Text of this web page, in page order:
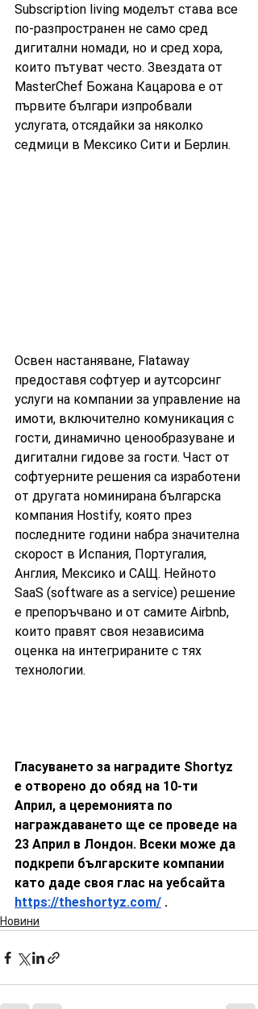
Subscription living моделът става все
по-разпространен не само сред
дигитални номади, но и сред хора,
които пътуват често. Звездата от
MasterChef Божана Кацарова е от
първите българи изпробвали
услугата, отсядайки за няколко
седмици в Мексико Сити и Берлин.
Освен настаняване, Flataway
предоставя софтуер и аутсорсинг
услуги на компании за управление на
имоти, включително комуникация с
гости, динамично ценообразуване и
дигитални гидове за гости. Част от
софтуерните решения са изработени
от другата номинирана българска
компания Hostify, която през
последните години набра значителна
скорост в Испания, Португалия,
Англия, Мексико и САЩ. Нейното
SaaS (software as a service) решение
е препоръчвано и от самите Airbnb,
които правят своя независима
оценка на интегрираните с тях
технологии.
Гласуването за наградите Shortyz
е отворено до обяд на 10-ти
Април, а церемонията по
награждаването ще се проведе на
23 Април в Лондон. Всеки може да
подкрепи българските компании
като даде своя глас на уебсайта
https://theshortyz.com/ .
Новини